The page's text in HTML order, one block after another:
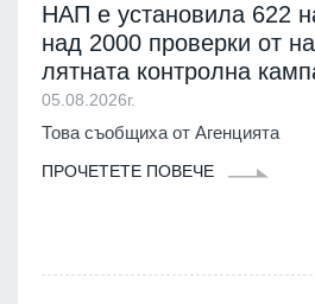
НАП е установила 622
над 2000 проверки от
лятната контролна
05.08.2026г.
Това съобщиха от Агенцията
ПРОЧЕТЕТЕ ПОВЕЧЕ